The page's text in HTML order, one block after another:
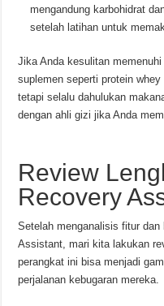
mengandung karbohidrat
setelah latihan untuk
Jika Anda kesulitan
suplemen seperti protein
tetapi selalu dahulukan
dengan ahli gizi jika Anda
Review
Recovery
Setelah menganalisis fitur
Assistant, mari kita lakukan
perangkat ini bisa menjadi
perjalanan kebugaran mereka.